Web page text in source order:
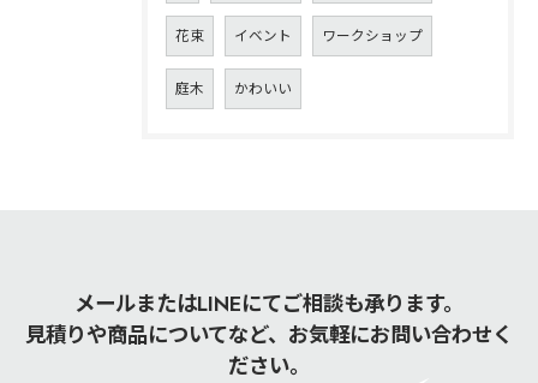
花束 イベント ワークショップ
庭木 かわいい
メールまたはLINEにてご相談も承ります。
見積りや商品についてなど、お気軽にお問い合わせく
ださい。